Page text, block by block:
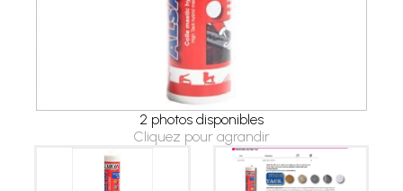
2 photos disponibles
Cliquez pour agrandir